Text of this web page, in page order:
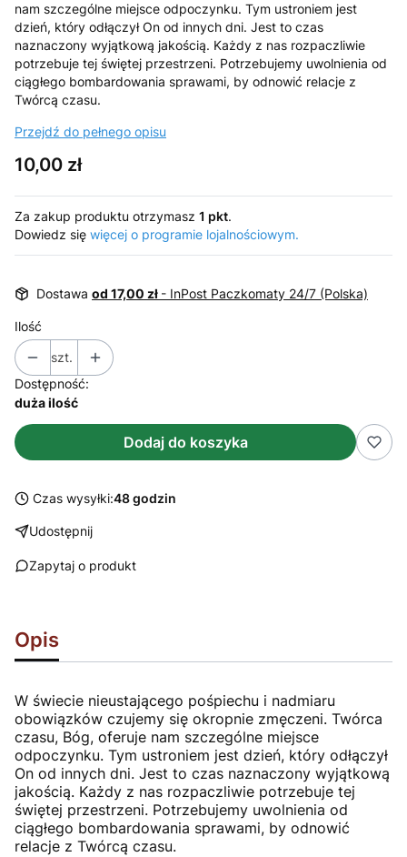
nam szczególne miejsce odpoczynku. Tym ustroniem jest
dzień, który odłączył On od innych dni. Jest to czas
naznaczony wyjątkową jakością. Każdy z nas rozpaczliwie
potrzebuje tej świętej przestrzeni. Potrzebujemy uwolnienia od
ciągłego bombardowania sprawami, by odnowić relacje z
Twórcą czasu.
Przejdź do pełnego opisu
Cena
10,00 zł
Za zakup produktu otrzymasz 1 pkt.
Dowiedz się więcej o programie lojalnościowym.
Dostawa od 17,00 zł - InPost Paczkomaty 24/7 (Polska)
Ilość
szt.
Dostępność:
duża ilość
Dodaj do koszyka
Czas wysyłki:48 godzin
Udostępnij
Zapytaj o produkt
Opis
W świecie nieustającego pośpiechu i nadmiaru
obowiązków czujemy się okropnie zmęczeni. Twórca
czasu, Bóg, oferuje nam szczególne miejsce
odpoczynku. Tym ustroniem jest dzień, który odłączył
On od innych dni. Jest to czas naznaczony wyjątkową
jakością. Każdy z nas rozpaczliwie potrzebuje tej
świętej przestrzeni. Potrzebujemy uwolnienia od
ciągłego bombardowania sprawami, by odnowić
relacje z Twórcą czasu.